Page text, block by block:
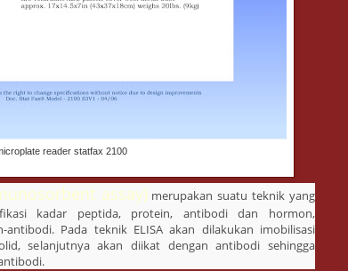
reader statfax 2100
assay)merupakan suatu teknik yang
kadar peptida, protein, antibodi dan hormon,
Pada teknik ELISA akan dilakukan imobilisasi
selanjutnya akan diikat dengan antibodi sehingga